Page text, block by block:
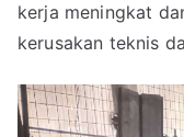
kerja meningkat
kerusakan teknis